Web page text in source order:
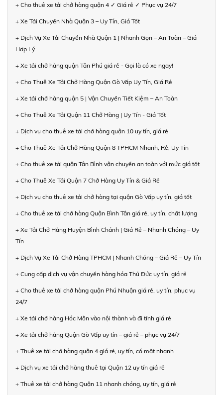
+ Cho thuê xe tải chở hàng quận 4 ✓ Giá rẻ ✓ Phục vụ 24/7
+ Xe Tải Chuyển Nhà Quận 3 – Uy Tín, Giá Tốt
+ Dịch Vụ Xe Tải Chuyển Nhà Quận 1 | Nhanh Gọn – An Toàn – Giá
Hợp Lý
+ Xe tải chở hàng quận Tân Phú giá rẻ - Gọi là có xe ngay!
+ Cho Thuê Xe Tải Chở Hàng Quận Gò Vấp Uy Tín, Giá Rẻ
+ Xe tải chở hàng quận 5 | Vận Chuyển Tiết Kiệm – An Toàn
+ Cho Thuê Xe Tải Quận 11 Chở Hàng | Uy Tín - Giá Tốt
+ Dịch vụ cho thuê xe tải chở hàng quận 10 uy tín, giá rẻ
+ Cho Thuê Xe Tải Chở Hàng Quận 8 TPHCM Nhanh, Rẻ, Uy Tín
+ Cho thuê xe tải quận Tân Bình vận chuyển an toàn với mức giá tốt
+ Cho Thuê Xe Tải Quận 7 Chở Hàng Uy Tín & Giá Rẻ
+ Dịch vụ cho thuê xe tải chở hàng tại quận Gò Vấp uy tín, giá tốt
+ Cho thuê xe tải chở hàng Quận Bình Tân giá rẻ, uy tín, chất lượng
+ Xe Tải Chở Hàng Huyện Bình Chánh | Giá Rẻ – Nhanh Chóng – Uy
Tín
+ Dịch Vụ Xe Tải Chở Hàng TPHCM | Nhanh Chóng – Giá Rẻ – Uy Tín
+ Cung cấp dịch vụ vận chuyển hàng hóa Thủ Đức uy tín, giá rẻ
+ Cho thuê xe tải chở hàng quận Phú Nhuận giá rẻ, uy tín, phục vụ
24/7
+ Xe tải chở hàng Hóc Môn vào nội thành và đi tỉnh giá rẻ
+ Xe tải chở hàng Quận Gò Vấp uy tín – giá rẻ – phục vụ 24/7
+ Thuê xe tải chở hàng quận 4 giá rẻ, uy tín, có mặt nhanh
+ Dịch vụ xe tải chở hàng thuê tại Quận 12 uy tín giá rẻ
+ Thuê xe tải chở hàng Quận 11 nhanh chóng, uy tín, giá rẻ